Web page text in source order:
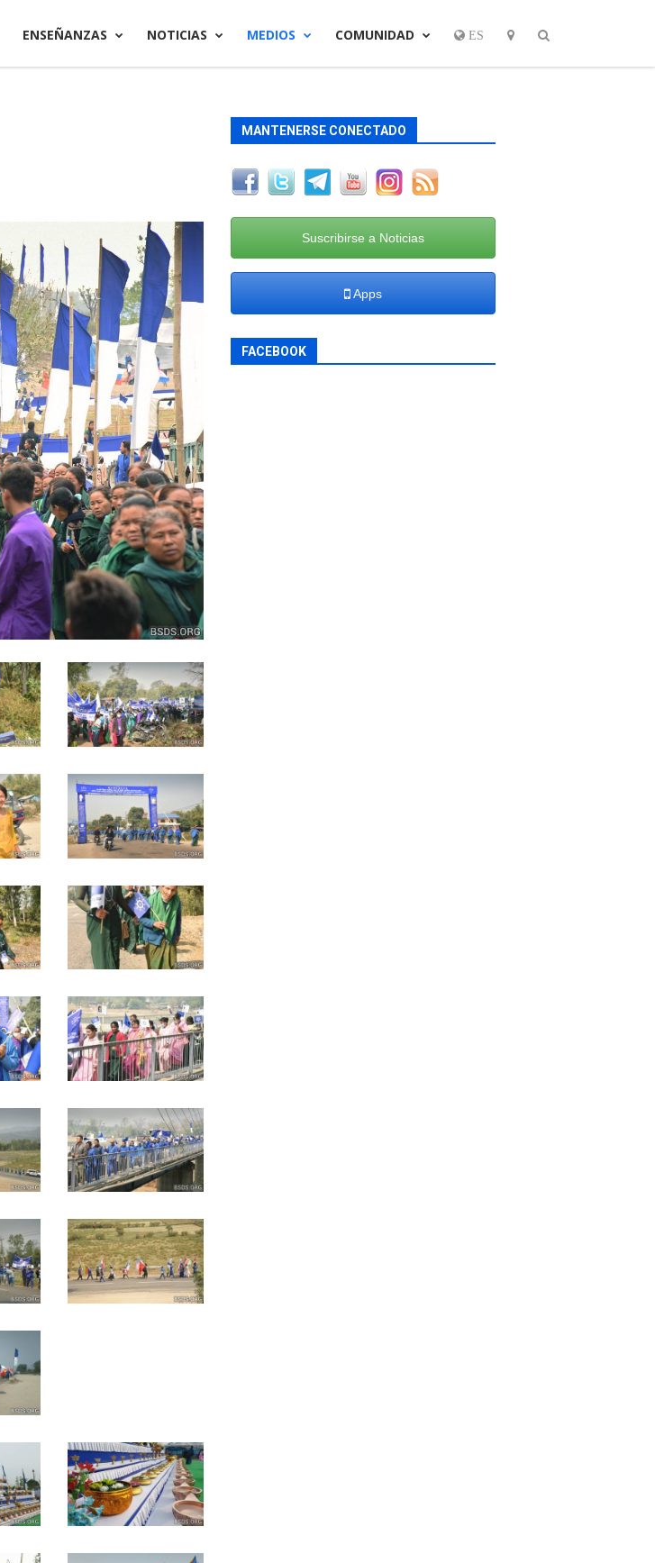
ENSEÑANZAS NOTICIAS MEDIOS COMUNIDAD ES
MANTENERSE CONECTADO
Suscribirse a Noticias
Apps
FACEBOOK